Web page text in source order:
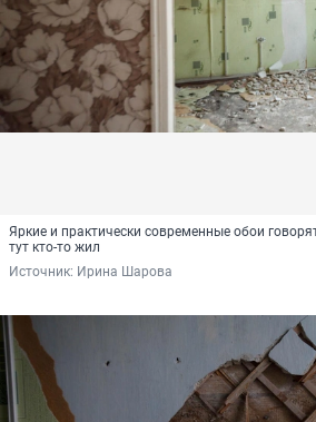
Яркие и практически современные обои
тут кто-то жил
Источник: Ирина Шарова